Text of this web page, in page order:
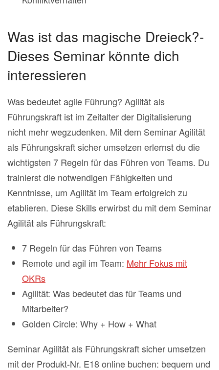
Was ist das magische Dreieck?-
Dieses Seminar könnte dich
interessieren
Was bedeutet agile Führung? Agilität als
Führungskraft ist im Zeitalter der Digitalisierung
nicht mehr wegzudenken. Mit dem Seminar Agilität
als Führungskraft sicher umsetzen erlernst du die
wichtigsten 7 Regeln für das Führen von Teams. Du
trainierst die notwendigen Fähigkeiten und
Kenntnisse, um Agilität im Team erfolgreich zu
etablieren. Diese Skills erwirbst du mit dem Seminar
Agilität als Führungskraft:
7 Regeln für das Führen von Teams
Remote und agil im Team: Mehr Fokus mit
OKRs
Agilität: Was bedeutet das für Teams und
Mitarbeiter?
Golden Circle: Why + How + What
Seminar Agilität als Führungskraft sicher umsetzen
mit der Produkt-Nr. E18 online buchen: bequem und